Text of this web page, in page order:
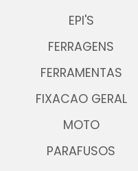
EPI'S
FERRAGENS
FERRAMENTAS
FIXACAO GERAL
MOTO
PARAFUSOS